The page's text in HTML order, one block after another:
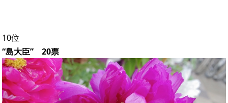
10位
“島大臣” 20票